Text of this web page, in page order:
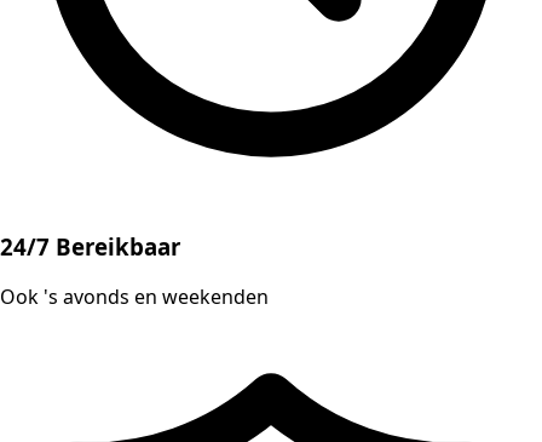
24/7 Bereikbaar
Ook 's avonds en weekenden